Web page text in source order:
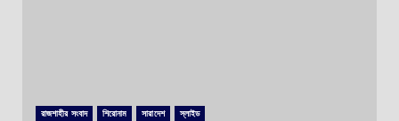
রাজশাহীর সংবাদ শিরোনাম সারাদেশ স্লাইড